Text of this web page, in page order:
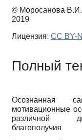
© Моросанова
2019
Лицензия: CC BY-
Полный
Осознанная
мотивационные
различной
благополучия